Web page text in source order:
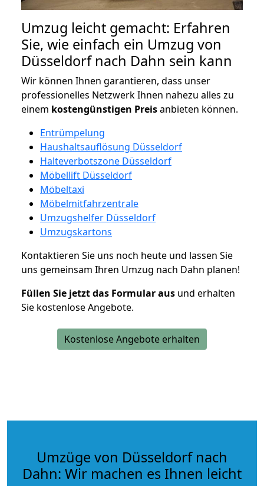
Umzug leicht gemacht: Erfahren
Sie, wie einfach ein Umzug von
Düsseldorf nach Dahn sein kann
Wir können Ihnen garantieren, dass unser
professionelles Netzwerk Ihnen nahezu alles zu
einem kostengünstigen Preisanbieten können.
Entrümpelung
Haushaltsauflösung Düsseldorf
Halteverbotszone Düsseldorf
Möbellift Düsseldorf
Möbeltaxi
Möbelmitfahrzentrale
Umzugshelfer Düsseldorf
Umzugskartons
Kontaktieren Sie uns noch heute und lassen Sie
uns gemeinsam Ihren Umzug nach Dahn planen!
Füllen Sie jetzt das Formular aus und erhalten
Sie kostenlose Angebote.
Kostenlose Angebote erhalten
Umzüge von Düsseldorf nach
Dahn: Wir machen es Ihnen leicht